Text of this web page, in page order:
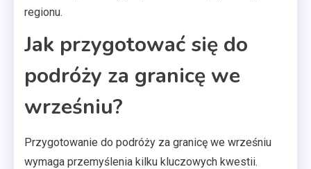
regionu.
Jak przygotować się do
podróży za granicę we
wrześniu?
Przygotowanie do podróży za granicę we wrześniu
wymaga przemyślenia kilku kluczowych kwestii.